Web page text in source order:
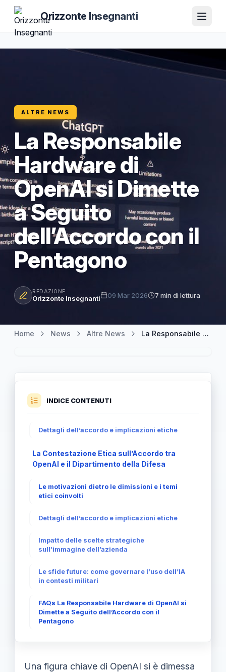
Orizzonte Insegnanti
ALTRE NEWS
La Responsabile
Hardware di
OpenAI si Dimette
a Seguito
dell’Accordo con il
Pentagono
REDAZIONE
Orizzonte Insegnanti 09 Mar 2026 7 min di lettura
Home News Altre News La Responsabile Hardware di OpenAI si Dimette a Seguito dell’Accordo con il Pentagono
INDICE CONTENUTI
Dettagli dell’accordo e implicazioni etiche
La Contestazione Etica sull’Accordo tra
OpenAI e il Dipartimento della Difesa
Le motivazioni dietro le dimissioni e i temi
etici coinvolti
Dettagli dell’accordo e implicazioni etiche
Impatto delle scelte strategiche
sull’immagine dell’azienda
Le sfide future: come governare l’uso dell’IA
in contesti militari
FAQs La Responsabile Hardware di OpenAI si
Dimette a Seguito dell’Accordo con il
Pentagono
Una figura chiave di OpenAI si è dimessa